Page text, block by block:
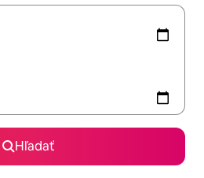
Hľadať